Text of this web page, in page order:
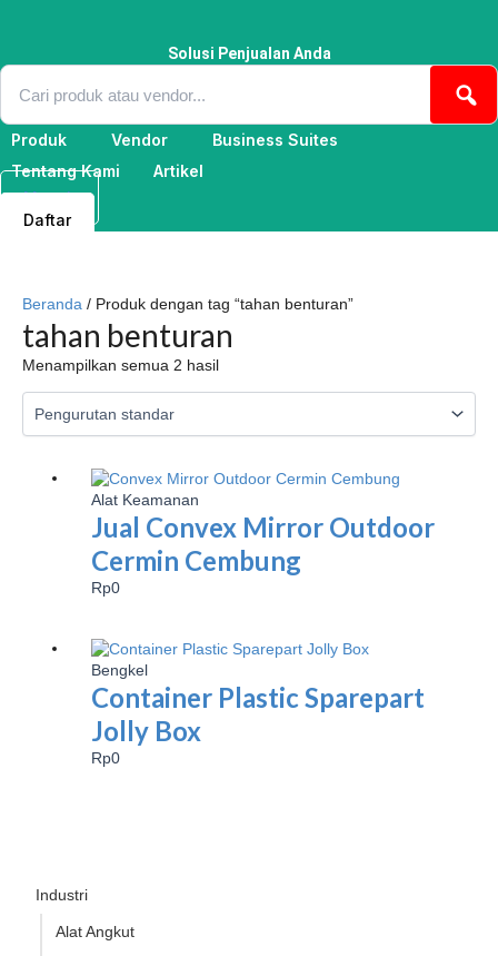
Solusi Penjualan Anda
Produk Vendor
Business Suites
Tentang Kami
Artikel
Masuk
Daftar
Industri
Alat Angkut
Beranda / Produk dengan tag “tahan benturan”
tahan benturan
Menampilkan semua 2 hasil
Alat Keamanan
Jual Convex Mirror Outdoor
Cermin Cembung
Rp0
Bengkel
Container Plastic Sparepart
Jolly Box
Rp0